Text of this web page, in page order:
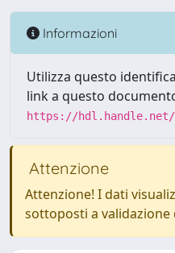
Informazioni
Utilizza questo
link a questo
https://hdl.handle.net/
Attenzione
Attenzione! I dati
sottoposti a